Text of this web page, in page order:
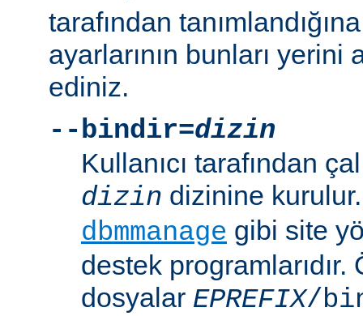
tarafından
ayarlarının bunları yerini
ediniz.
--bindir=dizin
Kullanıcı tarafından
dizin dizinine
dbmmanage gibi site
destek programlarıdır.
dosyalar EPREFIX/